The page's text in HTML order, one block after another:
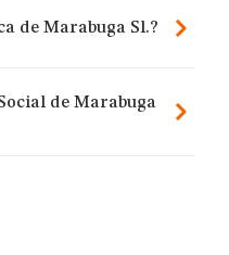
de Marabuga Sl.?
de Marabuga